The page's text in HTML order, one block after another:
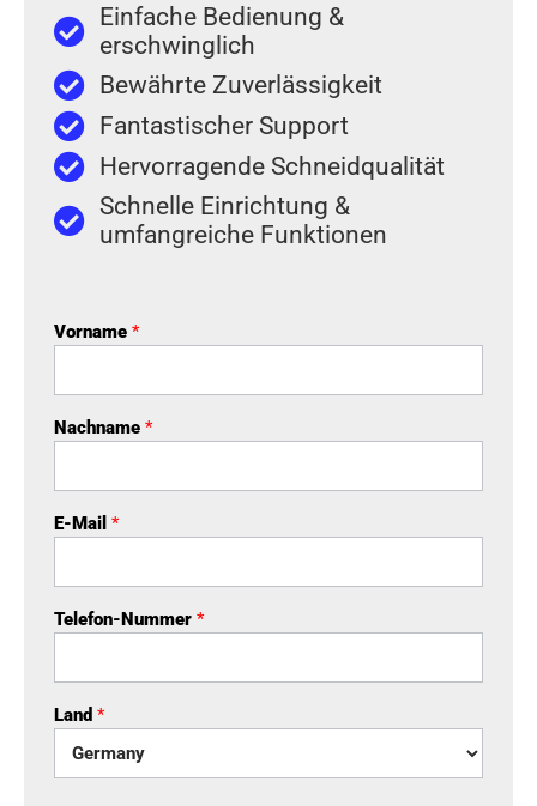
Einfache Bedienung &
erschwinglich
Bewährte Zuverlässigkeit
Fantastischer Support
Hervorragende Schneidqualität
Schnelle Einrichtung &
umfangreiche Funktionen
Vorname *
Nachname *
E-Mail *
Telefon-Nummer *
Land *